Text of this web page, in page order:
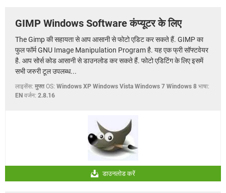
GIMP Windows Software कंप्यूटर के लिए
The Gimp की सहायता से आप आसानी से फोटो एडिट कर सकते हैं. GIMP का
फुल फॉर्म GNU Image Manipulation Program है. यह एक फ्री सॉफ्टवेयर
है. आप सोर्स कोड आसानी से डाउनलोड कर सकते हैं. फोटो एडिटिंग के लिए इसमें
सभी जरुरी टूल उपलब्ध...
लाइसेंस: मुफ्त OS: Windows XP Windows Vista Windows 7 Windows 8 भाषा:
EN वर्जन: 2.8.16
डाउनलोड करें